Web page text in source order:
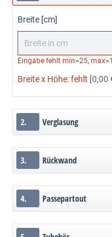
Breite [cm]
Eingabe fehlt min=25,
Breite x Höhe:fehlt [0,00
2. Verglasung
3. Rückwand
4. Passepartout